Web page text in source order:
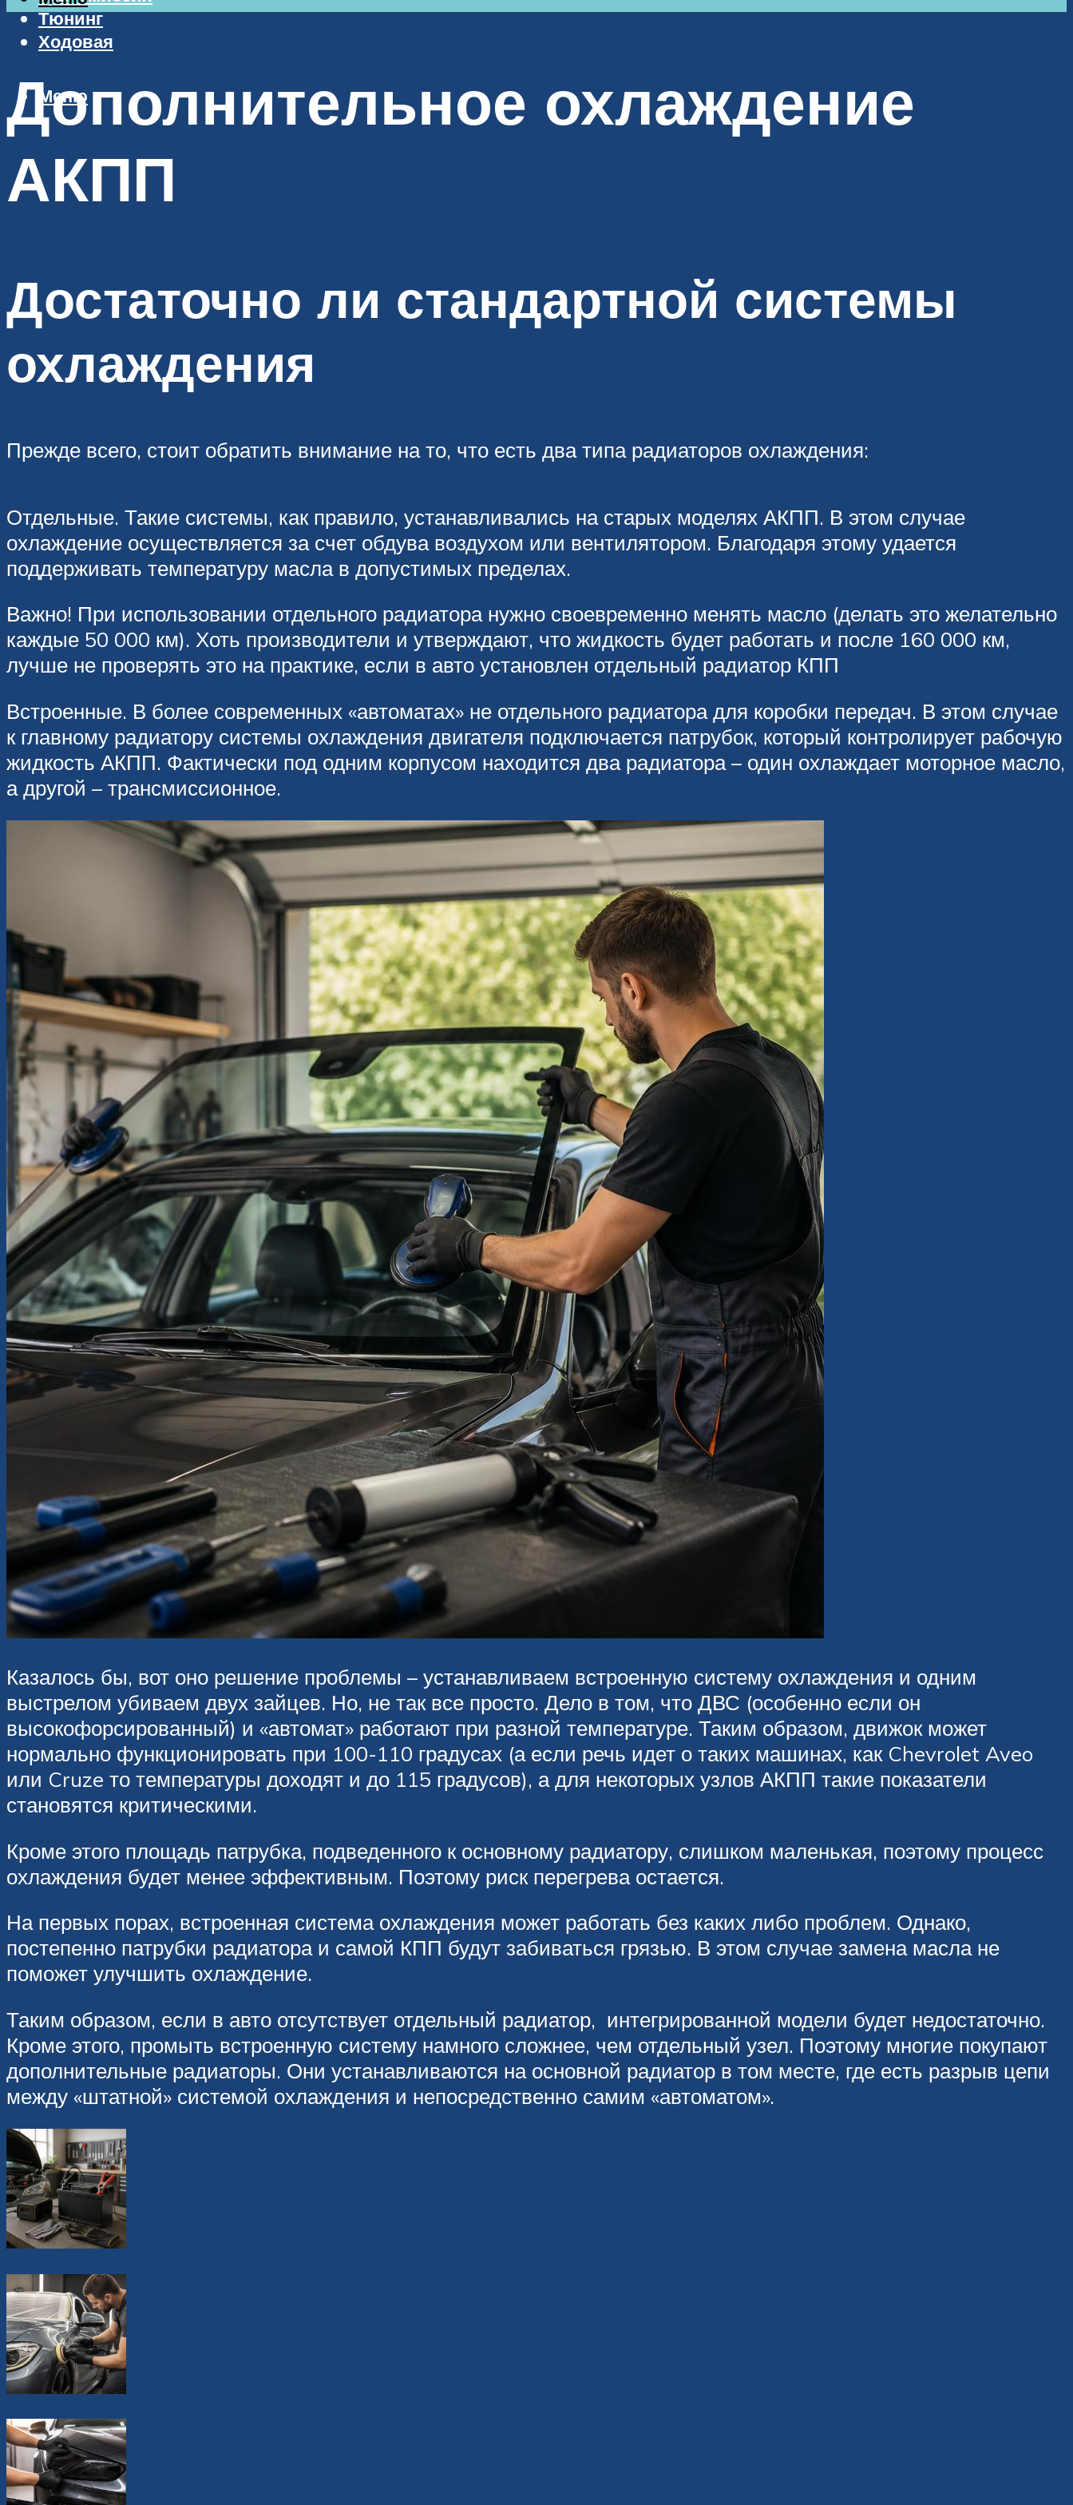
Тюнинг
Ходовая
Меню
Дополнительное охлаждение
АКПП
Достаточно ли стандартной системы
охлаждения
Прежде всего, стоит обратить внимание на то, что есть два типа радиаторов охлаждения:
Отдельные. Такие системы, как правило, устанавливались на старых моделях АКПП. В этом случае
охлаждение осуществляется за счет обдува воздухом или вентилятором. Благодаря этому удается
поддерживать температуру масла в допустимых пределах.
Важно! При использовании отдельного радиатора нужно своевременно менять масло (делать это желательно
каждые 50 000 км). Хоть производители и утверждают, что жидкость будет работать и после 160 000 км,
лучше не проверять это на практике, если в авто установлен отдельный радиатор КПП
Встроенные. В более современных «автоматах» не отдельного радиатора для коробки передач. В этом случае
к главному радиатору системы охлаждения двигателя подключается патрубок, который контролирует рабочую
жидкость АКПП. Фактически под одним корпусом находится два радиатора – один охлаждает моторное масло,
а другой – трансмиссионное.
Казалось бы, вот оно решение проблемы – устанавливаем встроенную систему охлаждения и одним
выстрелом убиваем двух зайцев. Но, не так все просто. Дело в том, что ДВС (особенно если он
высокофорсированный) и «автомат» работают при разной температуре. Таким образом, движок может
нормально функционировать при 100-110 градусах (а если речь идет о таких машинах, как Chevrolet Aveo
или Cruze то температуры доходят и до 115 градусов), а для некоторых узлов АКПП такие показатели
становятся критическими.
Кроме этого площадь патрубка, подведенного к основному радиатору, слишком маленькая, поэтому процесс
охлаждения будет менее эффективным. Поэтому риск перегрева остается.
На первых порах, встроенная система охлаждения может работать без каких либо проблем. Однако,
постепенно патрубки радиатора и самой КПП будут забиваться грязью. В этом случае замена масла не
поможет улучшить охлаждение.
Таким образом, если в авто отсутствует отдельный радиатор, интегрированной модели будет недостаточно.
Кроме этого, промыть встроенную систему намного сложнее, чем отдельный узел. Поэтому многие покупают
дополнительные радиаторы. Они устанавливаются на основной радиатор в том месте, где есть разрыв цепи
между «штатной» системой охлаждения и непосредственно самим «автоматом».